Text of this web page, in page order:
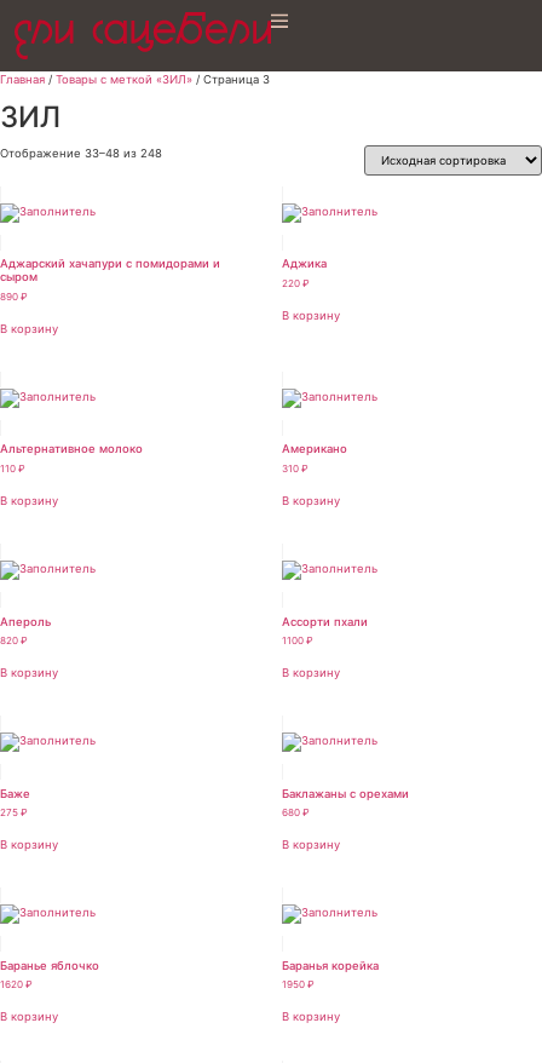
Главная / Товары с меткой «ЗИЛ» / Страница 3
ЗИЛ
Отображение 33–48 из 248
Аджарский хачапури с помидорами и
сыром
890 ₽
В корзину
Аджика
220 ₽
В корзину
Альтернативное молоко
110 ₽
В корзину
Американо
310 ₽
В корзину
Апероль
820 ₽
В корзину
Ассорти пхали
1100 ₽
В корзину
Баже
275 ₽
В корзину
Баклажаны с орехами
680 ₽
В корзину
Баранье яблочко
1620 ₽
В корзину
Баранья корейка
1950 ₽
В корзину